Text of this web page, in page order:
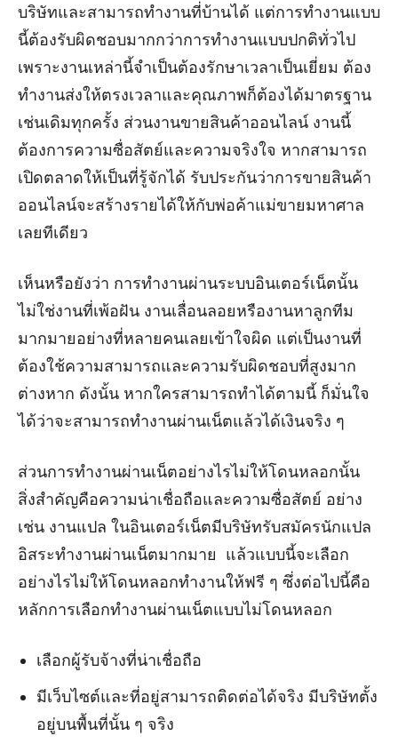
บริษัทและสามารถทำงานที่บ้านได้ แต่การทำงานแบบ
นี้ต้องรับผิดชอบมากกว่าการทำงานแบบปกติทั่วไป
เพราะงานเหล่านี้จำเป็นต้องรักษาเวลาเป็นเยี่ยม ต้อง
ทำงานส่งให้ตรงเวลาและคุณภาพก็ต้องได้มาตรฐาน
เช่นเดิมทุกครั้ง ส่วนงานขายสินค้าออนไลน์ งานนี้
ต้องการความซื่อสัตย์และความจริงใจ หากสามารถ
เปิดตลาดให้เป็นที่รู้จักได้ รับประกันว่าการขายสินค้า
ออนไลน์จะสร้างรายได้ให้กับพ่อค้าแม่ขายมหาศาล
เลยทีเดียว
เห็นหรือยังว่า การทำงานผ่านระบบอินเตอร์เน็ตนั้น
ไม่ใช่งานที่เพ้อฝัน งานเลื่อนลอยหรืองานหาลูกทีม
มากมายอย่างที่หลายคนเลยเข้าใจผิด แต่เป็นงานที่
ต้องใช้ความสามารถและความรับผิดชอบที่สูงมาก
ต่างหาก ดังนั้น หากใครสามารถทำได้ตามนี้ ก็มั่นใจ
ได้ว่าจะสามารถทำงานผ่านเน็ตแล้วได้เงินจริง ๆ
ส่วนการทำงานผ่านเน็ตอย่างไรไม่ให้โดนหลอกนั้น
สิ่งสำคัญคือความน่าเชื่อถือและความซื่อสัตย์ อย่าง
เช่น งานแปล ในอินเตอร์เน็ตมีบริษัทรับสมัครนักแปล
อิสระทำงานผ่านเน็ตมากมาย แล้วแบบนี้จะเลือก
อย่างไรไม่ให้โดนหลอกทำงานให้ฟรี ๆ ซึ่งต่อไปนี้คือ
หลักการเลือกทำงานผ่านเน็ตแบบไม่โดนหลอก
เลือกผู้รับจ้างที่น่าเชื่อถือ
มีเว็บไซต์และที่อยู่สามารถติดต่อได้จริง มีบริษัทตั้ง
อยู่บนพื้นที่นั้น ๆ จริง